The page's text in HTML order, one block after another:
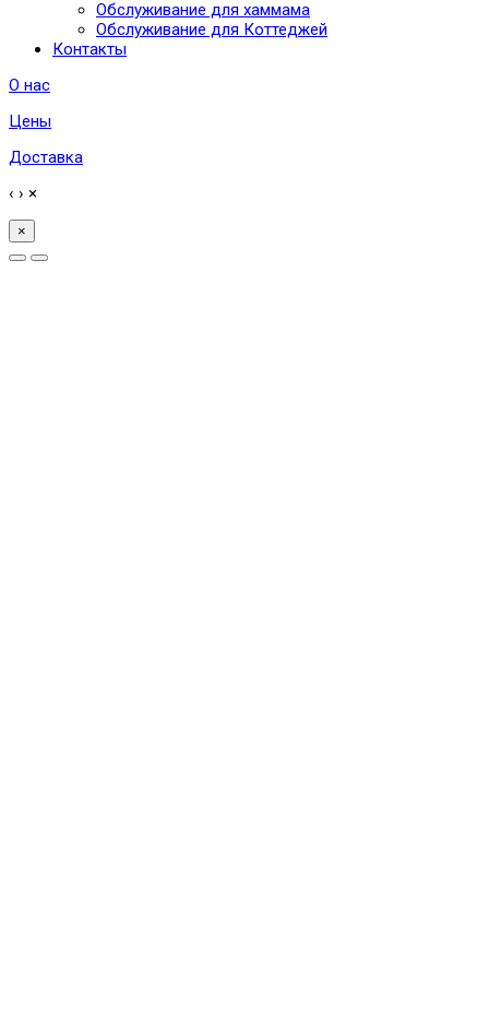
Обслуживание для хаммама
Обслуживание для Коттеджей
Контакты
О нас
Цены
Доставка
‹ › ×
×